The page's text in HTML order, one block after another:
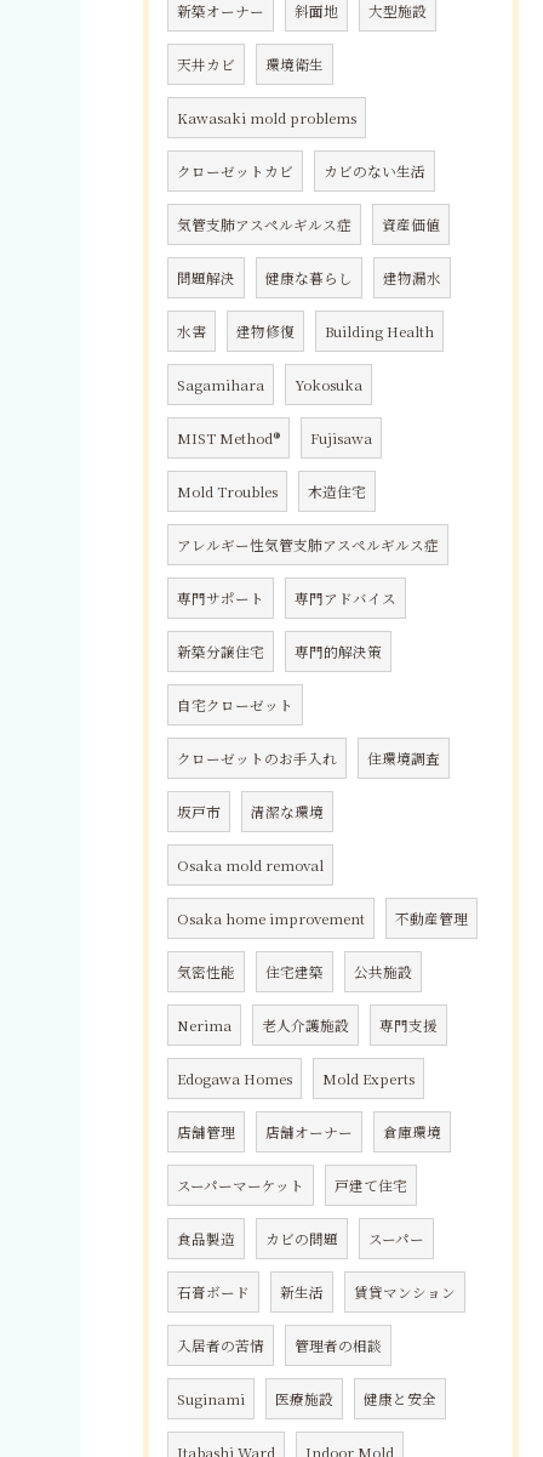
新築オーナー 斜面地 大型施設
天井カビ 環境衛生
Kawasaki mold problems
クローゼットカビ カビのない生活
気管支肺アスペルギルス症 資産価値
問題解決 健康な暮らし 建物漏水
水害 建物修復 Building Health
Sagamihara Yokosuka
MIST Method® Fujisawa
Mold Troubles 木造住宅
アレルギー性気管支肺アスペルギルス症
専門サポート 専門アドバイス
新築分譲住宅 専門的解決策
自宅クローゼット
クローゼットのお手入れ 住環境調査
坂戸市 清潔な環境
Osaka mold removal
Osaka home improvement 不動産管理
気密性能 住宅建築 公共施設
Nerima 老人介護施設 専門支援
Edogawa Homes Mold Experts
店舗管理 店舗オーナー 倉庫環境
スーパーマーケット 戸建て住宅
食品製造 カビの問題 スーパー
石膏ボード 新生活 賃貸マンション
入居者の苦情 管理者の相談
Suginami 医療施設 健康と安全
Itabashi Ward Indoor Mold